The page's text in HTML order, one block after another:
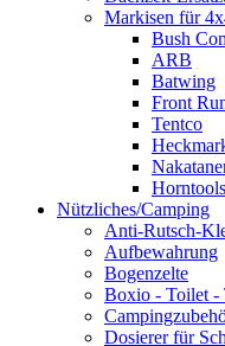
Markisen für
Bush
ARB
Batwing
Front
Tentco
Horntools
Nützliches/Camping
Anti-Rutsch-
Aufbewahrung
Bogenzelte
Boxio - Toilet -
Dosierer für